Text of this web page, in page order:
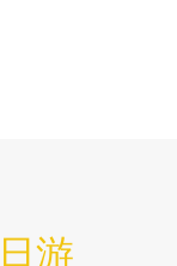
游